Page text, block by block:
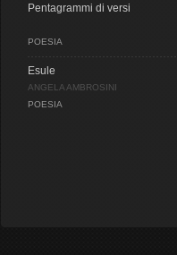
Pentagrammi di versi
POESIA
Esule
ANGELA AMBROSINI
POESIA